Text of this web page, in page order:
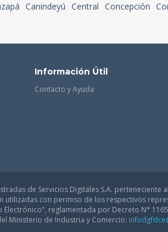
Canindeyú Central Concepción
Información Útil
Contacto y Ayuda
de Servicios Digitales S.A. perteneciente al
con permiso de los respectivos
reglamentada por Decreto N°
Ministerio de Industria y Comercio: